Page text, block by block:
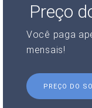
Preço
Você paga
mensais!
PREÇO DO